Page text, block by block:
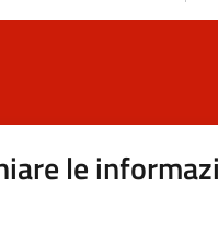
le